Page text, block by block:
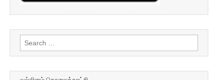
Search
for: